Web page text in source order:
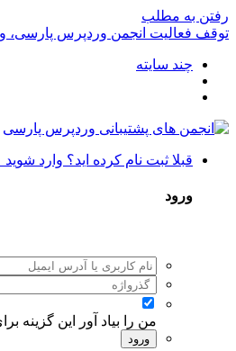
رفتن به مطلب
توقف فعالیت انجمن وردپرس پارسی،
چند سایته
قبلا ثبت نام کرده اید؟ وارد شوید
ورود
من را بیاد آور این گزینه
ورود